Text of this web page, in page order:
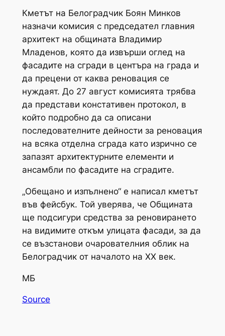
Кметът на Белоградчик Боян Минков
назначи комисия с председател главния
архитект на общината Владимир
Младенов, която да извърши оглед на
фасадите на сгради в центъра на града и
да прецени от каква реновация се
нуждаят. До 27 август комисията трябва
да представи констативен протокол, в
който подробно да са описани
последователните дейности за реновация
на всяка отделна сграда като изрично се
запазят архитектурните елементи и
ансамбли по фасадите на сградите.
„Обещано и изпълнено“ е написал кметът
във фейсбук. Той уверява, че Общината
ще подсигури средства за реновирането
на видимите откъм улицата фасади, за да
се възстанови очарователния облик на
Белоградчик от началото на ХХ век.
МБ
Source